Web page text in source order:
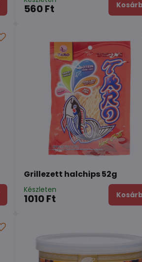
560 Ft
Grillezett halchips 52g
Készleten
1010 Ft